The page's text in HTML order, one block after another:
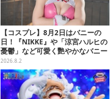
【コスプレ】8月2日はバニーの
日！『NIKKE』や「涼宮ハルヒの
憂鬱」など可愛く艷やかなバニー
ガールの美女レイヤーまとめ【写
真60枚】
2026.8.2